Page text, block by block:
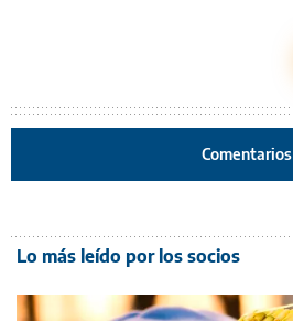
Comentarios
Lo más leído por los socios